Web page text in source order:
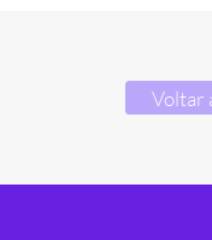
Voltar